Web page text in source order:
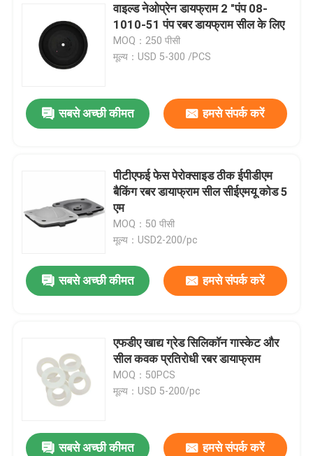
वाइल्ड नेओप्रेन डायफ्राम 2 "पंप 08-
1010-51 पंप रबर डायफ्राम सील के लिए
MOQ：250 पीसी
मूल्य：USD 5-300 /PCS
सबसे अच्छी कीमत हमसे संपर्क करें
पीटीएफई फेस पेरोक्साइड ठीक ईपीडीएम
बैकिंग रबर डायाफ्राम सील सीईएमयू कोड 5
एम
MOQ：50 पीसी
मूल्य：USD2-200/pc
सबसे अच्छी कीमत हमसे संपर्क करें
एफडीए खाद्य ग्रेड सिलिकॉन गास्केट और
सील कवक प्रतिरोधी रबर डायाफ्राम
MOQ：50PCS
मूल्य：USD 5-200/pc
सबसे अच्छी कीमत हमसे संपर्क करें